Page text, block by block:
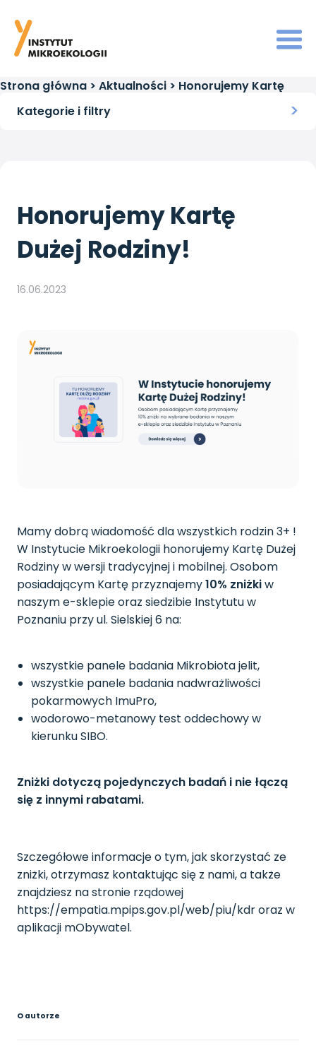
Strona główna > Aktualności > Honorujemy Kartę
Dużej Rodziny!
Kategorie i filtry
Honorujemy Kartę
Dużej Rodziny!
16.06.2023
Mamy dobrą wiadomość dla wszystkich rodzin 3+ !
W Instytucie Mikroekologii honorujemy Kartę Dużej
Rodziny w wersji tradycyjnej i mobilnej. Osobom
posiadającym Kartę przyznajemy10% zniżkiw
naszym e-sklepie oraz siedzibie Instytutu w
Poznaniu przy ul. Sielskiej 6 na:
wszystkie panele badania Mikrobiota jelit,
wszystkie panele badania nadwrażliwości
pokarmowych ImuPro,
wodorowo-metanowy test oddechowy w
kierunku SIBO.
Zniżki dotyczą pojedynczych badań i nie łączą
się z innymi rabatami.
‌Szczegółowe informacje o tym, jak skorzystać ze
zniżki, otrzymasz kontaktując się z nami, a także
znajdziesz na stronie rządowej
https://empatia.mpips.gov.pl/web/piu/kdr oraz w
aplikacji mObywatel.
O autorze